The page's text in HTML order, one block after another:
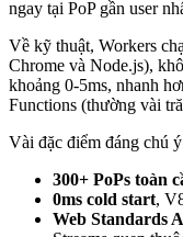
ngay tại PoP gần user
Về kỹ thuật, Workers
Chrome và Node.js),
khoảng 0-5ms, nhanh
Functions (thường vài
Vài đặc điểm đáng chú
300+ PoPs toàn
0ms cold start,
Web Standards